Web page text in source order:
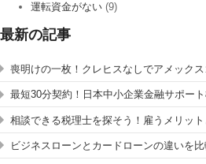
運転資金がない (9)
最新の記事
喪明けの一枚！クレヒスなしでアメック
最短30分契約！日本中小企業金融サポー
相談できる税理士を探そう！雇うメリッ
ビジネスローンとカードローンの違いを比